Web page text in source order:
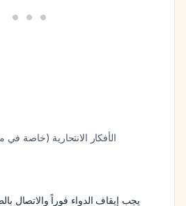
الأفكار الانتحارية (خاصة في من
يجب إيقاف الدواء فوراً والاتصال